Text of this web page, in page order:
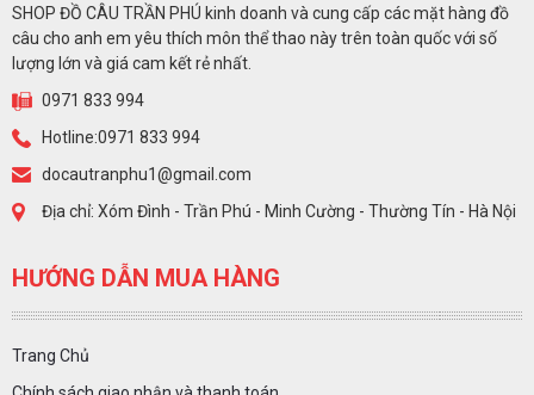
SHOP ĐỒ CÂU TRẦN PHÚ kinh doanh và cung cấp các mặt hàng đồ
câu cho anh em yêu thích môn thể thao này trên toàn quốc với số
lượng lớn và giá cam kết rẻ nhất.
0971 833 994
Hotline:0971 833 994
docautranphu1@gmail.com
Địa chỉ: Xóm Đình - Trần Phú - Minh Cường - Thường Tín - Hà Nội
HƯỚNG DẪN MUA HÀNG
Trang Chủ